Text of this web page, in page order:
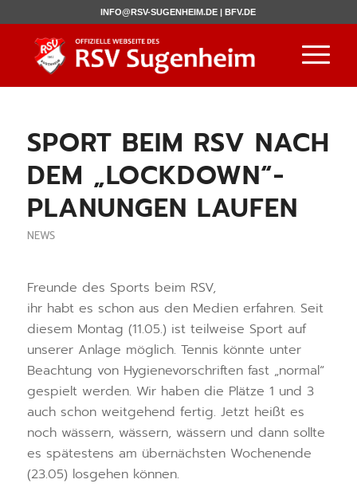
INFO@RSV-SUGENHEIM.DE |BFV.DE
SPORT BEIM RSV NACH
DEM „LOCKDOWN“-
PLANUNGEN LAUFEN
NEWS
Freunde des Sports beim RSV,
ihr habt es schon aus den Medien erfahren. Seit
diesem Montag (11.05.) ist teilweise Sport auf
unserer Anlage möglich. Tennis könnte unter
Beachtung von Hygienevorschriften fast „normal“
gespielt werden. Wir haben die Plätze 1 und 3
auch schon weitgehend fertig. Jetzt heißt es
noch wässern, wässern, wässern und dann sollte
es spätestens am übernächsten Wochenende
(23.05) losgehen können.